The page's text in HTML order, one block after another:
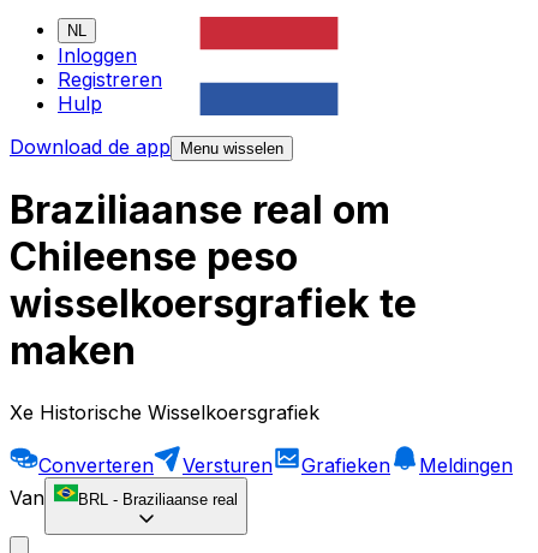
NL
Inloggen
Registreren
Hulp
Download de app
Menu wisselen
Braziliaanse real om
Chileense peso
wisselkoersgrafiek te
maken
Xe Historische Wisselkoersgrafiek
Converteren Versturen Grafieken
Meldingen
Van
BRL - Braziliaanse real